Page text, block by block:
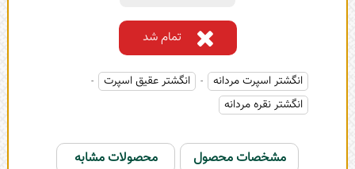
تمام شد
انگشتر اسپرت مردانه - انگشتر عقیق اسپرت -
انگشتر نقره مردانه
مشخصات محصول
محصولات مشابه